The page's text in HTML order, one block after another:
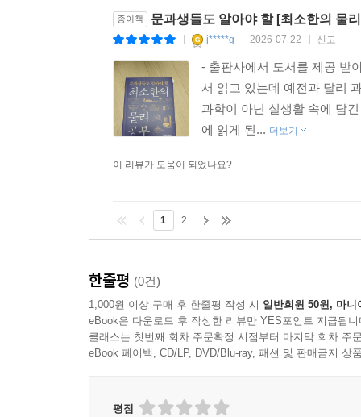
종이책 문과생들도 알아야 할 [최소한의 물
j*****g 2026-07-22 신고
- 출판사에서 도서를 제공 받
서 읽고 있는데 예전과 달리
과학이 아닌 실생활 속에 담
에 읽게 된... 더보기
이 리뷰가 도움이 되었나요?
1 2
한줄평 (0건)
1,000원 이상 구매 후 한줄평 작성 시 일반회원 50원, 마니
eBook은 다운로드 후 작성한 리뷰만 YES포인트 지급됩니
클래스는 첫번째 회차 주문확정 시점부터 마지막 회차 주
eBook 페이백, CD/LP, DVD/Blu-ray, 패션 및 판매금지 상
평점